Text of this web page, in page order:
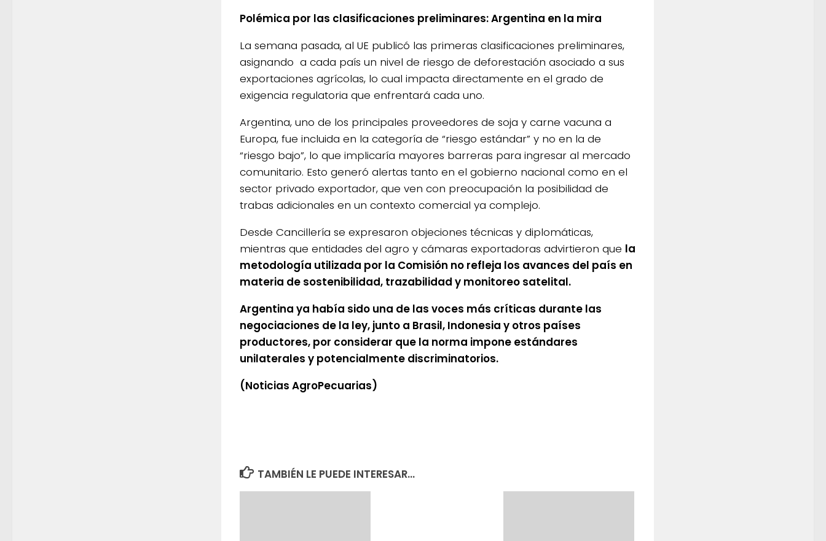
Polémica por las clasificaciones preliminares: Argentina en la mira
La semana pasada, al UE publicó las primeras clasificaciones preliminares,
asignando a cada país un nivel de riesgo de deforestación asociado a sus
exportaciones agrícolas, lo cual impacta directamente en el grado de
exigencia regulatoria que enfrentará cada uno.
Argentina, uno de los principales proveedores de soja y carne vacuna a
Europa, fue incluida en la categoría de “riesgo estándar” y no en la de
“riesgo bajo”, lo que implicaría mayores barreras para ingresar al mercado
comunitario. Esto generó alertas tanto en el gobierno nacional como en el
sector privado exportador, que ven con preocupación la posibilidad de
trabas adicionales en un contexto comercial ya complejo.
Desde Cancillería se expresaron objeciones técnicas y diplomáticas,
mientras que entidades del agro y cámaras exportadoras advirtieron que la
metodología utilizada por la Comisión no refleja los avances del país en
materia de sostenibilidad, trazabilidad y monitoreo satelital.
Argentina ya había sido una de las voces más críticas durante las
negociaciones de la ley, junto a Brasil, Indonesia y otros países
productores, por considerar que la norma impone estándares
unilaterales y potencialmente discriminatorios.
(Noticias AgroPecuarias)
TAMBIÉN LE PUEDE INTERESAR...